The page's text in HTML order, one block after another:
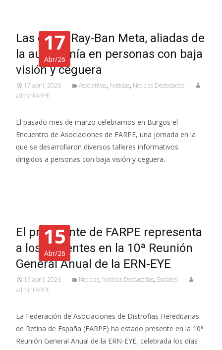
17
Abr/26
Las gafas Ray-Ban Meta, aliadas de
la autonomía en personas con baja
visión y ceguera
17 abril, 2026 Asociativas, Noticias, Noticias Destacadas
adminFARPE
El pasado mes de marzo celebramos en Burgos el
Encuentro de Asociaciones de FARPE, una jornada en la
que se desarrollaron diversos talleres informativos
dirigidos a personas con baja visión y ceguera.
15
Abr/26
El presidente de FARPE representa
a los pacientes en la 10ª Reunión
General Anual de la ERN-EYE
15 abril, 2026 Noticias, Noticias Destacadas, Sociales
adminFARPE
La Federación de Asociaciones de Distrofias Hereditarias
de Retina de España (FARPE) ha estado presente en la 10ª
Reunión General Anual de la ERN-EYE, celebrada los días